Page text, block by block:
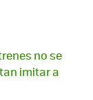
no se
imitar a